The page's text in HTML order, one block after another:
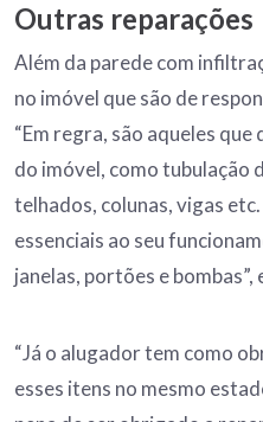
Outras reparações
Além da parede com
no imóvel que são de
“Em regra, são aqueles
do imóvel, como tubulação
telhados, colunas, vigas
essenciais ao seu
janelas, portões e
“Já o alugador tem como
esses itens no mesmo